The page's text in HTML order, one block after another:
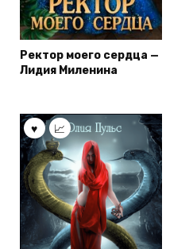
Ректор моего сердца —
Лидия Миленина